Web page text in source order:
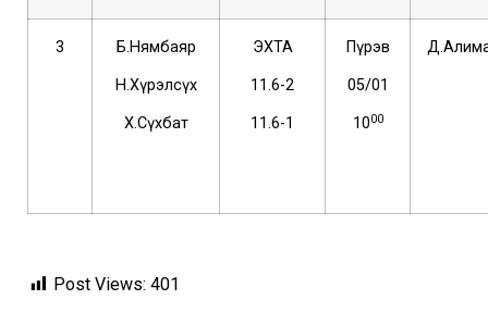
3 Б.Нямбаяр
Н.Хүрэлсүх
Х.Сүхбат
ЭХТА
11.6-2
11.6-1
Пүрэв
05/01
1000
Post Views: 401